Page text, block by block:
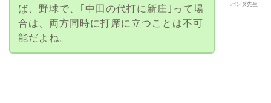
パンダ先生
ば、野球で、｢中田の代打に新庄｣って場
合は、両方同時に打席に立つことは不可
能だよね。